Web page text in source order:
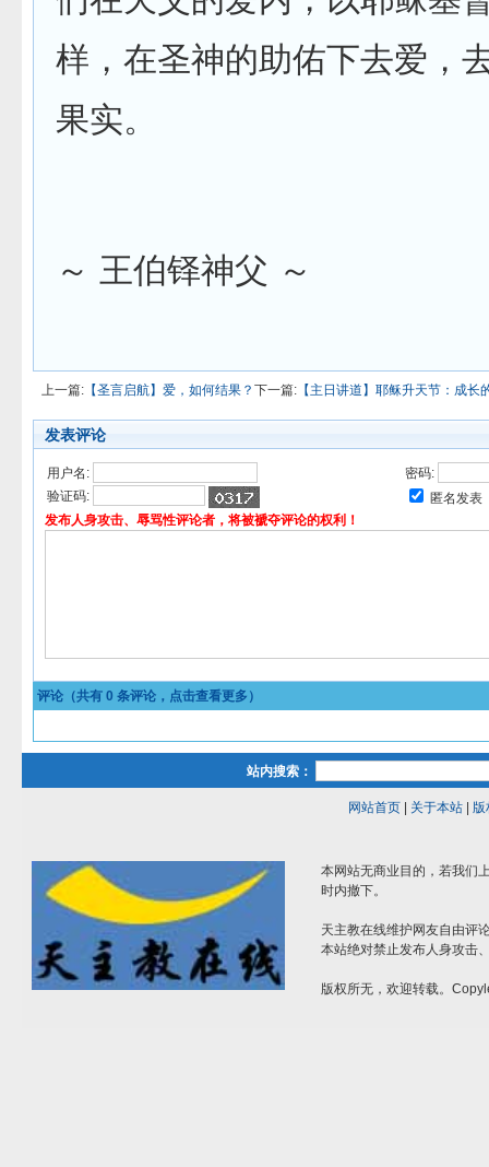
样，在圣神的助佑下去爱，
果实。
～ 王伯铎神父 ～
上一篇: 【圣言启航】爱，如何结果？ 下一篇: 【主日讲道】耶稣升天节：成长
发表评论
用户名:
密码:
验证码:
匿名发表
发布人身攻击、辱骂性评论者，将被褫夺评论的权利！
评论（共有 0 条评论，点击查看更多）
站内搜索：
网站首页| 关于本站| 版
本网站无商业目的，若我们
时内撤下。
天主教在线维护网友自由评
本站绝对禁止发布人身攻击
版权所无，欢迎转载。